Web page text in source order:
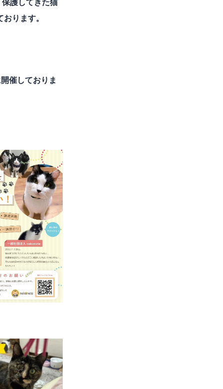
護してきた猫
ります。
催しておりま